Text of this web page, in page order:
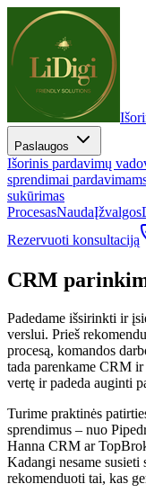
Paslaugos
Išorinis pardavimų
sprendimai
sukūrimas
ProcesasNaudaĮžvalgos
Rezervuoti konsultaciją
CRM
Padedame išsirinkti ir
verslui. Prieš
procesą, komandos
tada parenkame CRM
vertę ir padeda auginti
Turime praktinės
sprendimus – nuo
Hanna CRM ar
Kadangi nesame
rekomenduoti tai, kas